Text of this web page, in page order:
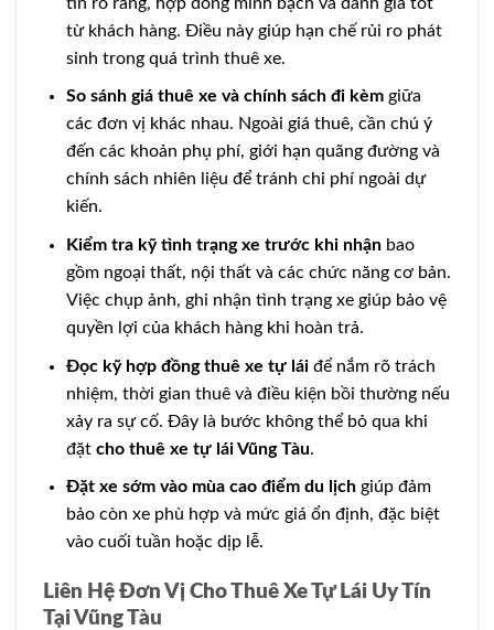
từ khách hàng. Điều này giúp hạn chế rủi ro phát
sinh trong quá trình thuê xe.
So sánh giá thuê xe và chính sách đi kèmgiữa
các đơn vị khác nhau. Ngoài giá thuê, cần chú ý
đến các khoản phụ phí, giới hạn quãng đường và
chính sách nhiên liệu để tránh chi phí ngoài dự
kiến.
Kiểm tra kỹ tình trạng xe trước khi nhậnbao
gồm ngoại thất, nội thất và các chức năng cơ bản.
Việc chụp ảnh, ghi nhận tình trạng xe giúp bảo vệ
quyền lợi của khách hàng khi hoàn trả.
Đọc kỹ hợp đồng thuê xe tự láiđể nắm rõ trách
nhiệm, thời gian thuê và điều kiện bồi thường nếu
xảy ra sự cố. Đây là bước không thể bỏ qua khi
đặt cho thuê xe tự lái Vũng Tàu.
Đặt xe sớm vào mùa cao điểm du lịchgiúp đảm
bảo còn xe phù hợp và mức giá ổn định, đặc biệt
vào cuối tuần hoặc dịp lễ.
Liên Hệ Đơn Vị Cho Thuê Xe Tự Lái Uy Tín
Tại Vũng Tàu